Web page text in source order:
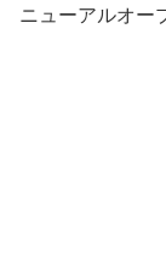
ニューアルオー